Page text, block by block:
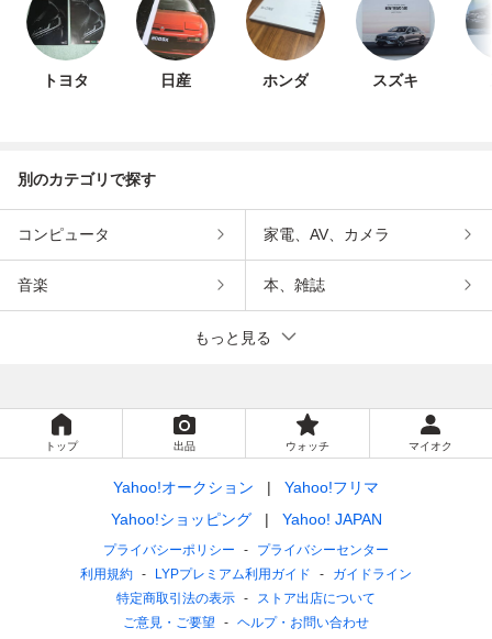
トヨタ 日産 ホンダ スズキ
別のカテゴリで探す
コンピュータ 家電、AV、カメラ
音楽 本、雑誌
もっと見る
トップ 出品 ウォッチ マイオク
Yahoo!オークション
Yahoo!フリマ
Yahoo!ショッピング
Yahoo! JAPAN
プライバシーポリシー
プライバシーセンター
利用規約
LYPプレミアム利用ガイド
ガイドライン
特定商取引法の表示
ストア出店について
ご意見・ご要望
ヘルプ・お問い合わせ